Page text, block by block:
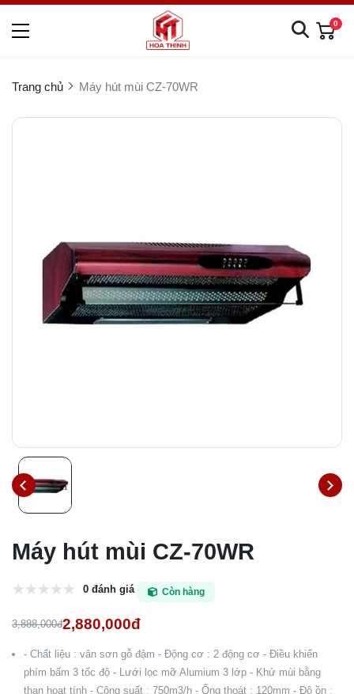
0
Trang chủ Máy hút mùi CZ-70WR
Máy hút mùi CZ-70WR
0 đánh giá Còn hàng
3,888,000đ2,880,000đ
- Chất liệu : vân sơn gỗ đậm - Động cơ : 2 động cơ - Điều khiển
phím bấm 3 tốc độ - Lưới lọc mỡ Alumium 3 lớp - Khử mùi bằng
than hoạt tính - Công suất : 750m3/h - Ống thoát : 120mm - Độ ồn :